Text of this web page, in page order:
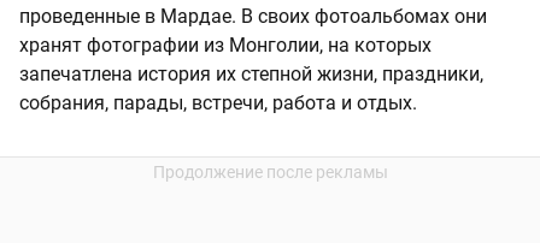
проведенные в Мардае. В своих фотоальбомах они
хранят фотографии из Монголии, на которых
запечатлена история их степной жизни, праздники,
собрания, парады, встречи, работа и отдых.